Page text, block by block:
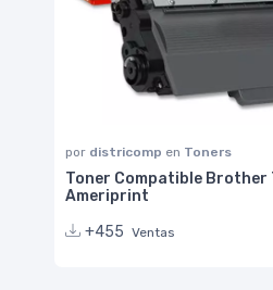
por districomp en Toners
Toner Compatible Brother
Ameriprint
+455 Ventas